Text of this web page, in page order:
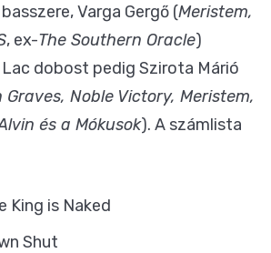
Varga Gergő (Meristem,
, ex-The Southern Oracle)
dobost pedig Szirota Márió
Graves, Noble Victory, Meristem,
és a Mókusok). A számlista
King is Naked
Shut